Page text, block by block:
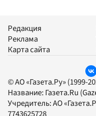
Редакция
Реклама
Карта сайта
© АО «Газета.Ру» (1999-
Название: Газета.Ru
Учредитель:АО